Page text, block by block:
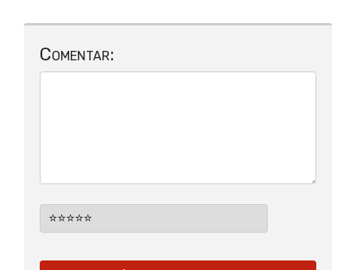
Comentar: